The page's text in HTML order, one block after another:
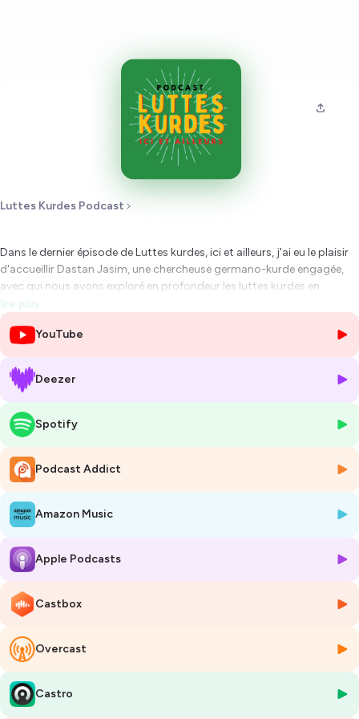
Luttes Kurdes Podcast
Dans le dernier épisode deLuttes kurdes, ici et ailleurs, j'ai eu le plaisir
d'accueillir Dastan Jasim, une chercheuse germano-kurde engagée,
avec qui nous avons exploré en profondeur les luttes kurdes en
diaspora, notamment en Allemagne. Cet échange passionnant nous a
permis de mieux comprendre les défis auxquels font face les Kurdes,
non seulement en raison de leur identité ethnique, mais aussi du
contexte politique complexe dans lequel ils évoluent.
Dastan Jasim a partagé avec nous des réflexions nuancées sur le
Kurdes, et la manière dont celui-ci se combine avec le racisme anti-
migrant en Allemagne. Cette intersection entre diverses formes
d'oppression rend la situation des Kurdes en diaspora d'autant plus
complexe, et Dastan a souligné à quel point il est crucial de
Un autre aspect central de notre discussion a porté sur la visibilité des
contre l'État islamique. Dastan Jasim a expliqué comment ce combat
a contribué à renforcer l'image des Kurdes en tant que défenseurs de
la justice sociale et des droits humains. Toutefois, malgré cette
reconnaissance, les stéréotypes négatifs persistent, et de nombreux
compris.
Nous avons également abordé les relations historiques entre
l'Allemagne et la Turquie, un élément souvent méconnu mais essentiel
pour comprendre le traitement réservé aux Kurdes en Allemagne.
Dastan a souligné que ces relations influencent non seulement la
lire plus
YouTube
Deezer
Spotify
Podcast Addict
Amazon Music
Apple Podcasts
Castbox
Overcast
Castro